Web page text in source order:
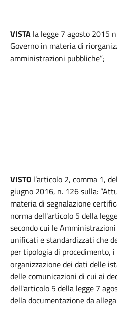
VISTA la legge 7 agosto 2015
Governo in materia di
amministrazioni pubbliche”;
VISTO l’articolo 2, comma 1,
giugno 2016, n. 126 sulla:
materia di segnalazione
norma dell'articolo 5 della
secondo cui le
unificati e standardizzati che
per tipologia di
organizzazione dei dati delle
delle comunicazioni di cui ai
dell'articolo 5 della legge 7
della documentazione da